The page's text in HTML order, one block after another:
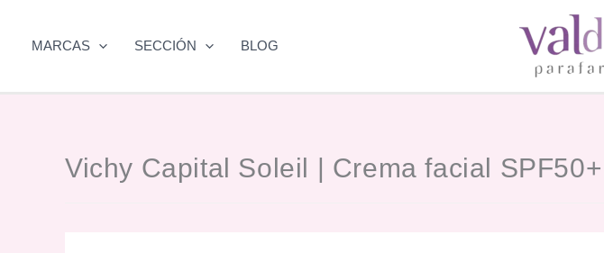
MARCAS SECCIÓN BLOG
Vichy Capital Soleil | Crema facial